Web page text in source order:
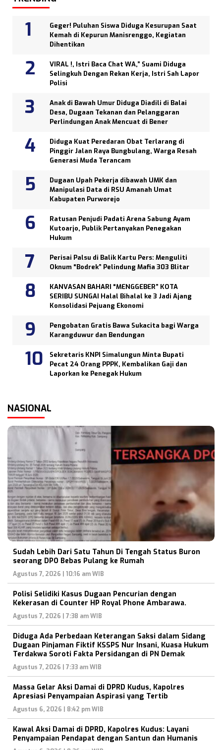
Geger! Puluhan Siswa Diduga Kesurupan Saat
Kemah di Kepurun Manisrenggo, Kegiatan
Dihentikan
VIRAL !, Istri Baca Chat WA,” Suami Diduga
Selingkuh Dengan Rekan Kerja, Istri Sah Lapor
Polisi
Anak di Bawah Umur Diduga Diadili di Balai
Desa, Dugaan Tekanan dan Pelanggaran
Perlindungan Anak Mencuat di Bener
Diduga Kuat Peredaran Obat Terlarang di
Pinggir Jalan Raya Bungbulang, Warga Resah
Generasi Muda Terancam
Dugaan Upah Pekerja dibawah UMK dan
Manipulasi Data di RSU Amanah Umat
Kabupaten Purworejo
Ratusan Penjudi Padati Arena Sabung Ayam
Kutoarjo, Publik Pertanyakan Penegakan
Hukum
Perisai Palsu di Balik Kartu Pers: Menguliti
Oknum “Bodrek” Pelindung Mafia 303 Blitar
KANVASAN BAHARI “MENGGEBER” KOTA
SERIBU SUNGAI Halal Bihalal ke 3 Jadi Ajang
Konsolidasi Pejuang Ekonomi
Pengobatan Gratis Bawa Sukacita bagi Warga
Karangduwur dan Bendungan
Sekretaris KNPI Simalungun Minta Bupati
Pecat 24 Orang PPPK, Kembalikan Gaji dan
Laporkan ke Penegak Hukum
NASIONAL
Sudah Lebih Dari Satu Tahun Di Tengah Status Buron
seorang DPO Bebas Pulang ke Rumah
Agustus 7, 2026 | 10:16 am WIB
Polisi Selidiki Kasus Dugaan Pencurian dengan
Kekerasan di Counter HP Royal Phone Ambarawa.
Agustus 7, 2026 | 7:38 am WIB
Diduga Ada Perbedaan Keterangan Saksi dalam Sidang
Dugaan Pinjaman Fiktif KSSPS Nur Insani, Kuasa Hukum
Terdakwa Soroti Fakta Persidangan di PN Demak
Agustus 7, 2026 | 7:33 am WIB
Massa Gelar Aksi Damai di DPRD Kudus, Kapolres
Apresiasi Penyampaian Aspirasi yang Tertib
Agustus 6, 2026 | 8:42 pm WIB
Kawal Aksi Damai di DPRD, Kapolres Kudus: Layani
Penyampaian Pendapat dengan Santun dan Humanis